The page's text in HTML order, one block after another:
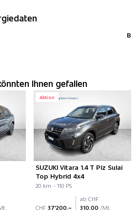
B
Ihnen gefallen
Aktion
SUZUKI Vitara 1.4 T Piz Sulai
Top Hybrid 4x4
20 km - 110 PS
CHF 37'200.–
ab CHF
310.00 /Mt.